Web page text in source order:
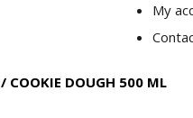
My
/ COOKIE DOUGH 500 ML